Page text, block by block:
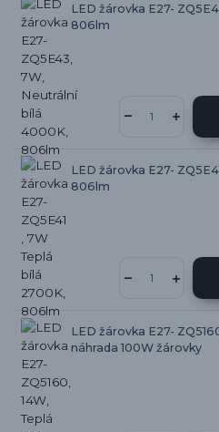
LED žárovka E27-
806lm
LED žárovka E27-
806lm
LED žárovka E27-
náhrada 100W žárovky